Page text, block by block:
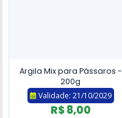
Argila Mix para Pássaros -
200g
Validade: 21/10/2029
R$ 8,00